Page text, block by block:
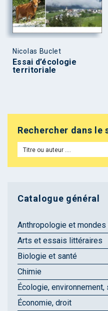
Nicolas Buclet
Essai d’écologie
territoriale
Rechercher dans le
Catalogue général
Anthropologie et
Arts et essais littéraires
Biologie et santé
Chimie
Écologie,
Économie, droit